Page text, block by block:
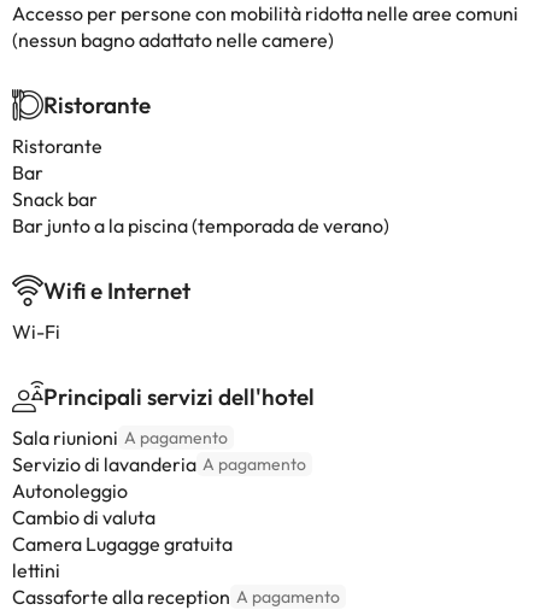
Accesso per persone con mobilità ridotta nelle aree comuni
(nessun bagno adattato nelle camere)
Ristorante
Ristorante
Bar
Snack bar
Bar junto a la piscina (temporada de verano)
Wifi e Internet
Wi-Fi
Principali servizi dell'hotel
Sala riunioni A pagamento
Servizio di lavanderia A pagamento
Autonoleggio
Cambio di valuta
Camera Lugagge gratuita
lettini
Cassaforte alla reception A pagamento